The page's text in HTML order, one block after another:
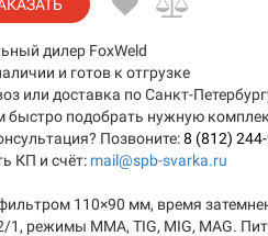
дилер FoxWeld
и готов к отгрузке
или доставка по Санкт-
быстро подобрать нужную
Позвоните:8 (812)
КП и счёт: mail@spb-svarka.ru
110×90 мм, время
1, режимы MMA, TIG, MIG, MAG.